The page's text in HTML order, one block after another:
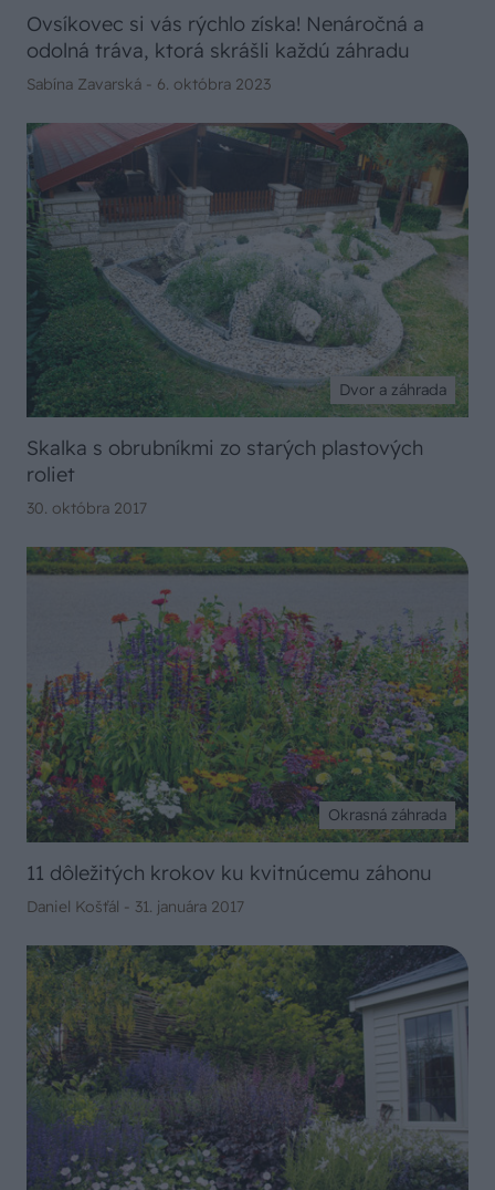
Ovsíkovec si vás rýchlo získa! Nenáročná a
odolná tráva, ktorá skrášli každú záhradu
Sabína Zavarská - 6. októbra 2023
Dvor a záhrada
Skalka s obrubníkmi zo starých plastových
roliet
30. októbra 2017
Okrasná záhrada
11 dôležitých krokov ku kvitnúcemu záhonu
Daniel Košťál - 31. januára 2017